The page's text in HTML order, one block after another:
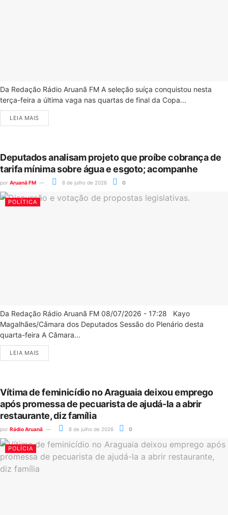
Da Redação Rádio Aruanã FM A seleção suíça conquistou nesta
terça-feira a última vaga nas quartas de final da Copa...
LEIA MAIS
Deputados analisam projeto que proíbe cobrança de
tarifa mínima sobre água e esgoto; acompanhe
por Aruanã FM 8 de julho de 2026 0
POLÍTICA
Da Redação Rádio Aruanã FM 08/07/2026 - 17:28 Kayo
Magalhães/Câmara dos Deputados Sessão do Plenário desta
quarta-feira A Câmara...
LEIA MAIS
Vítima de feminicídio no Araguaia deixou emprego
após promessa de pecuarista de ajudá-la a abrir
restaurante, diz família
por Rádio Aruanã 8 de julho de 2026 0
POLÍCIA